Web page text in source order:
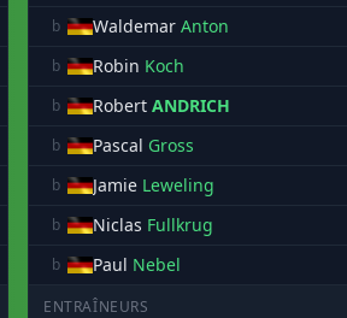
b Waldemar Anton
b Robin Koch
b Robert ANDRICH
b Pascal Gross
b Jamie Leweling
b Niclas Fullkrug
b Paul Nebel
ENTRAÎNEURS